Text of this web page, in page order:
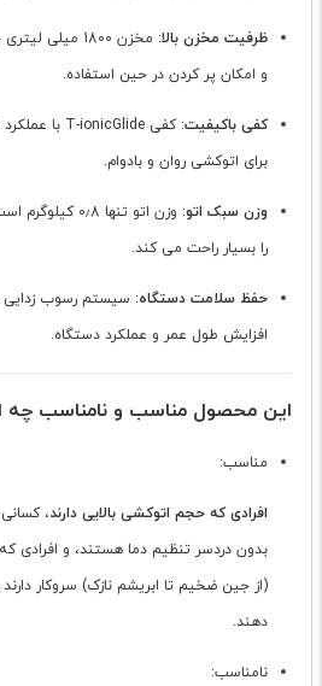
ظرفیت مخزن بالا
: مخزن 1800
و امکان پر کردن در حین استفاده.
کفی باکیفیت
برای اتوکشی روان و بادوام.
وزن سبک اتو
: وزن اتو تنها
را بسیار راحت می کند.
حفظ سلامت دستگاه
افزایش طول عمر و عملکرد دستگاه.
این محصول مناسب و نامناسب چه
مناسب:
افرادی که حجم اتوکشی بالایی دارند،
بدون دردسر تنظیم دما هستند، و افرادی که
(از جین ضخیم تا ابریشم نازک) سروکار
دهند.
نامناسب: